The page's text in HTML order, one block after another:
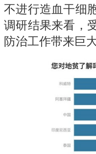
不进行造血干细
调研结果来看，
防治工作带来巨